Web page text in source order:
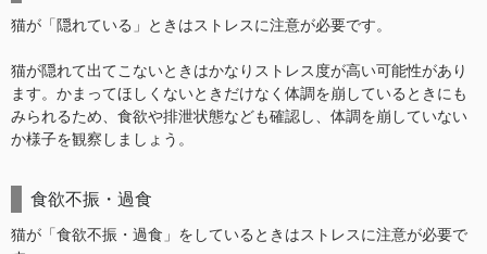
猫が「隠れている」ときはストレスに注意が必要です。
猫が隠れて出てこないときはかなりストレス度が高い可能性があり
ます。かまってほしくないときだけなく体調を崩しているときにも
みられるため、食欲や排泄状態なども確認し、体調を崩していない
か様子を観察しましょう。
食欲不振・過食
猫が「食欲不振・過食」をしているときはストレスに注意が必要で